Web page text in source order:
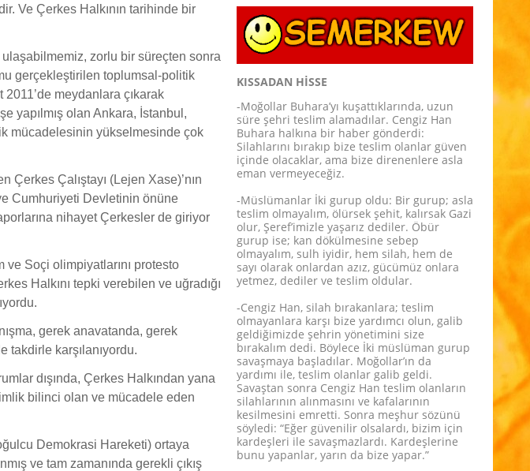
Ve Çerkes Halkının tarihinde bir
zorlu bir süreçten sonra
gerçekleştirilen toplumsal-politik
meydanlara çıkarak
yapılmış olan Ankara, İstanbul,
mücadelesinin yükselmesinde çok
Çerkes Çalıştayı (Lejen Xase)’nın
Cumhuriyeti Devletinin önüne
nihayet Çerkesler de giriyor
ve Soçi olimpiyatlarını protesto
Halkını tepki verebilen ve uğradığı
gerek anavatanda, gerek
takdirle karşılanıyordu.
dışında, Çerkes Halkından yana
bilinci olan ve mücadele eden
Demokrasi Hareketi) ortaya
ve tam zamanında gerekli çıkış
KISSADAN HİSSE
-Moğollar Buhara’yı kuşattıklarında, uzun
süre şehri teslim alamadılar. Cengiz Han
Buhara halkına bir haber gönderdi:
Silahlarını bırakıp bize teslim olanlar güven
içinde olacaklar, ama bize direnenlere asla
eman vermeyeceğiz.
-Müslümanlar İki gurup oldu: Bir gurup; asla
teslim olmayalım, ölürsek şehit, kalırsak Gazi
olur, Şeref’imizle yaşarız dediler. Öbür
gurup ise; kan dökülmesine sebep
olmayalım, sulh iyidir, hem silah, hem de
sayı olarak onlardan azız, gücümüz onlara
yetmez, dediler ve teslim oldular.
-Cengiz Han, silah bırakanlara; teslim
olmayanlara karşı bize yardımcı olun, galib
geldiğimizde şehrin yönetimini size
bırakalım dedi. Böylece İki müslüman gurup
savaşmaya başladılar. Moğollar’ın da
yardımı ile, teslim olanlar galib geldi.
Savaştan sonra Cengiz Han teslim olanların
silahlarının alınmasını ve kafalarının
kesilmesini emretti. Sonra meşhur sözünü
söyledi: “Eğer güvenilir olsalardı, bizim için
kardeşleri ile savaşmazlardı. Kardeşlerine
bunu yapanlar, yarın da bize yapar.”